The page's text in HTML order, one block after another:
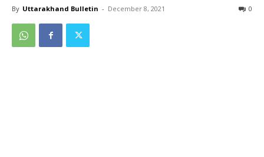
By Uttarakhand Bulletin - December 8, 2021 0